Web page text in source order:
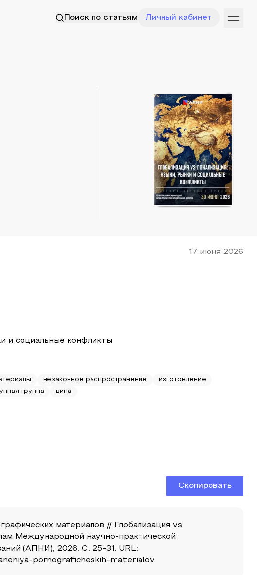
Поиск по статьям Личный кабинет
17 июня 2026
и социальные конфликты
незаконное распространение
изготовление
группа вина
Скопировать
материалов // Глобализация vs
Международной научно-практической
(АПНИ), 2026. С. 25-31. URL:
pornograficheskih-materialov